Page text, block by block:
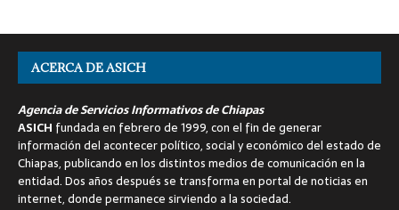
ACERCA DE ASICH
Agencia de Servicios Informativos de Chiapas
ASICH fundada en febrero de 1999, con el fin de generar
información del acontecer político, social y económico del estado de
Chiapas, publicando en los distintos medios de comunicación en la
entidad. Dos años después se transforma en portal de noticias en
internet, donde permanece sirviendo a la sociedad.